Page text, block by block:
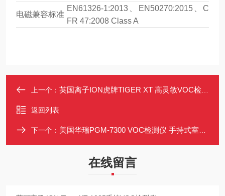
电磁兼容标准
EN61326-1:2013、EN50270:2015、C
FR 47:2008 Class A
上一个： 英国离子ION虎牌TIGER XT 高灵敏VOC检测仪
返回列表
下一个： 美国华瑞PGM-7300 VOC检测仪 手持式室内空气质量监测 高灵敏度 PID
在线留言